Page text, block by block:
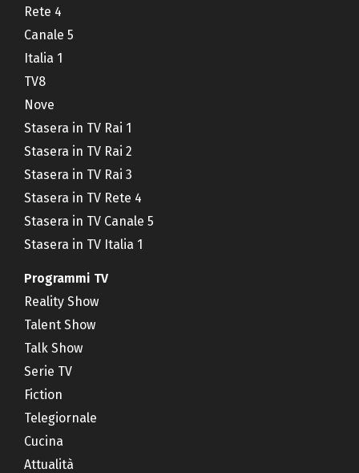
Rete 4
Canale 5
Italia 1
TV8
Nove
Stasera in TV Rai 1
Stasera in TV Rai 2
Stasera in TV Rai 3
Stasera in TV Rete 4
Stasera in TV Canale 5
Stasera in TV Italia 1
Programmi TV
Reality Show
Talent Show
Talk Show
Serie TV
Fiction
Telegiornale
Cucina
Attualità